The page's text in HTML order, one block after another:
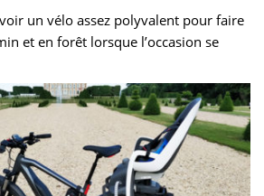
un vélo assez polyvalent pour faire
et en forêt lorsque l’occasion se